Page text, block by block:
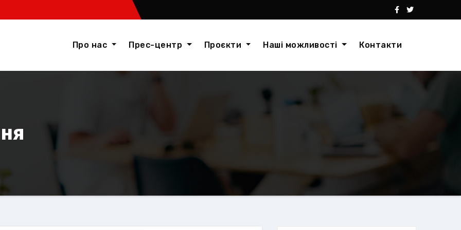
Про нас Прес-центр Проєкти Наші можливості Контакти